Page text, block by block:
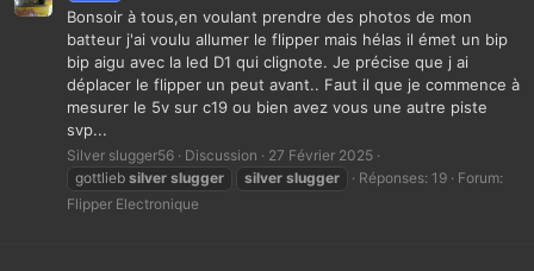
Bonsoir à tous,en voulant prendre des photos de mon
batteur j'ai voulu allumer le flipper mais hélas il émet un bip
bip aigu avec la led D1 qui clignote. Je précise que j ai
déplacer le flipper un peut avant.. Faut il que je commence à
mesurer le 5v sur c19 ou bien avez vous une autre piste
svp...
Silver slugger56 Discussion
27 Février 2025
gottlieb silver slugger silver slugger Réponses: 19
Forum:
Flipper Electronique